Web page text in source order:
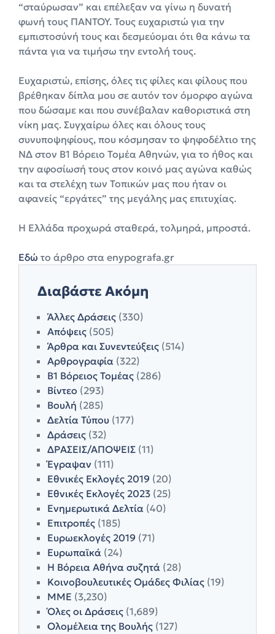
“σταύρωσαν” και επέλεξαν να γίνω η δυνατή
φωνή τους ΠΑΝΤΟΥ. Τους ευχαριστώ για την
εμπιστοσύνή τους και δεσμεύομαι ότι θα κάνω τα
πάντα για να τιμήσω την εντολή τους.
Ευχαριστώ, επίσης, όλες τις φίλες και φίλους που
βρέθηκαν δίπλα μου σε αυτόν τον όμορφο αγώνα
που δώσαμε και που συνέβαλαν καθοριστικά στη
νίκη μας. Συγχαίρω όλες και όλους τους
συνυποψηφίους, που κόσμησαν το ψηφοδέλτιο της
ΝΔ στον Β1 Βόρειο Τομέα Αθηνών, για το ήθος και
την αφοσίωσή τους στον κοινό μας αγώνα καθώς
και τα στελέχη των Τοπικών μας που ήταν οι
αφανείς “εργάτες” της μεγάλης μας επιτυχίας.
Η Ελλάδα προχωρά σταθερά, τολμηρά, μπροστά.
Εδώ το άρθρο στα enypografa.gr
Διαβάστε Ακόμη
Άλλες Δράσεις (330)
Απόψεις (505)
Άρθρα και Συνεντεύξεις (514)
Αρθρογραφία (322)
Β1 Βόρειος Τομέας (286)
Βίντεο (293)
Βουλή (285)
Δελτία Τύπου (177)
Δράσεις (32)
ΔΡΑΣΕΙΣ/ΑΠΟΨΕΙΣ (11)
Έγραψαν (111)
Εθνικές Εκλογές 2019 (20)
Εθνικές Εκλογές 2023 (25)
Ενημερωτικά Δελτία (40)
Επιτροπές (185)
Ευρωεκλογές 2019 (71)
Ευρωπαϊκά (24)
Η Βόρεια Αθήνα συζητά (28)
Κοινοβουλευτικές Ομάδες Φιλίας (19)
ΜΜΕ (3,230)
Όλες οι Δράσεις (1,689)
Ολομέλεια της Βουλής (127)